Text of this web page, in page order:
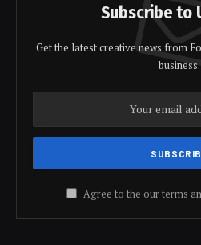
Subscribe to
Get the latest creative news from
business.
Agree to the our terms